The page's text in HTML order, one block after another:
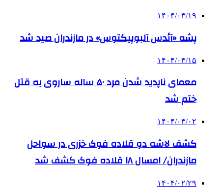
۱۴۰۴/۰۳/۱۹
پشه «آئدس آلبوپیکتوس» در مازندران صید شد
۱۴۰۴/۰۳/۱۵
معمای ناپدید شدن مرد ۵۰ ساله ساروی به قتل
ختم شد
۱۴۰۴/۰۳/۰۲
کشف لاشه دو قلاده فوک خزری در سواحل
مازندران/ امسال ۱۸ قلاده فوک کشف شد
۱۴۰۴/۰۲/۲۹